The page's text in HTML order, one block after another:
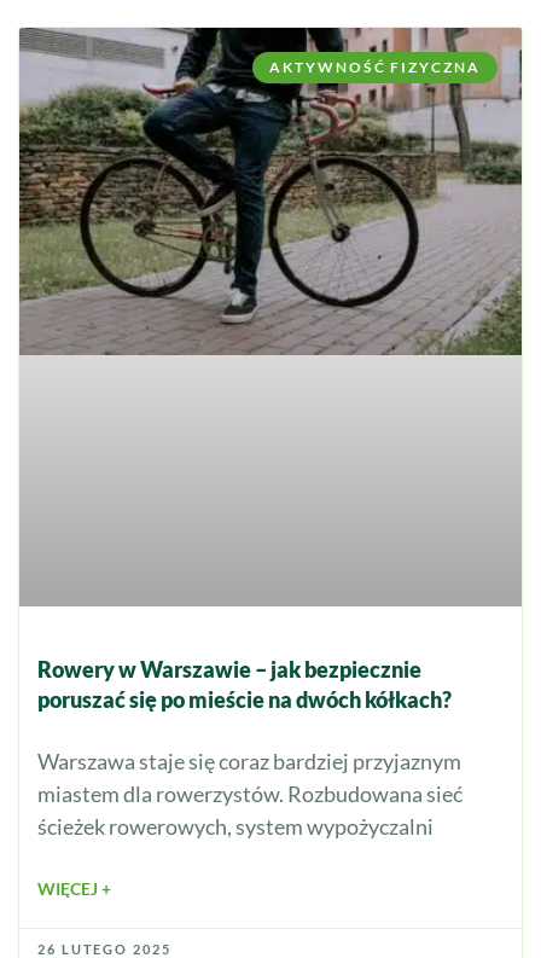
AKTYWNOŚĆ FIZYCZNA
Rowery w Warszawie – jak bezpiecznie
poruszać się po mieście na dwóch kółkach?
Warszawa staje się coraz bardziej przyjaznym
miastem dla rowerzystów. Rozbudowana sieć
ścieżek rowerowych, system wypożyczalni
WIĘCEJ +
26 LUTEGO 2025